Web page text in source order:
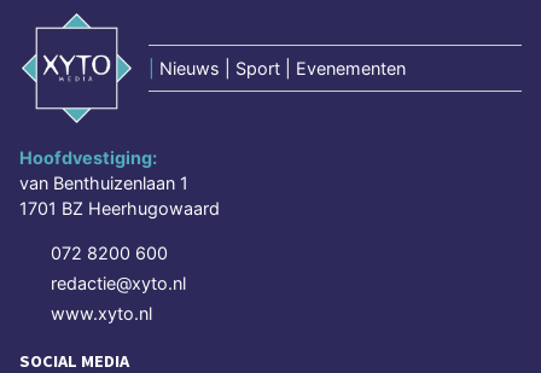
Nieuws | Sport | Evenementen
Hoofdvestiging:
van Benthuizenlaan 1
1701 BZ Heerhugowaard
072 8200 600
redactie@xyto.nl
www.xyto.nl
SOCIAL MEDIA